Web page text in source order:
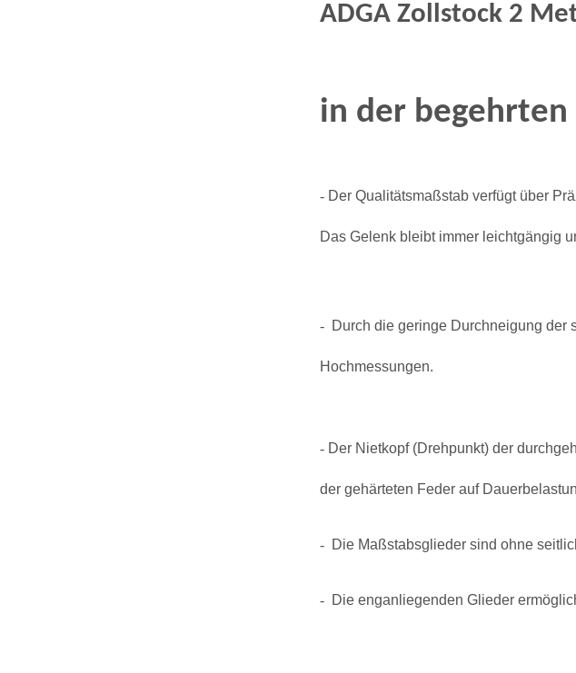
ADGA Zollstock 2
in der begehrten
- Der Qualitätsmaßstab verfügt über
Das Gelenk bleibt immer leichtgängig
- Durch die geringe Durchneigung der
Hochmessungen.
- Der Nietkopf (Drehpunkt) der
der gehärteten Feder auf
- Die Maßstabsglieder sind ohne
- Die enganliegenden Glieder